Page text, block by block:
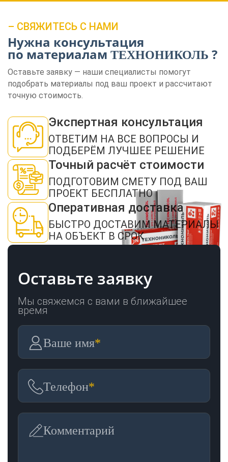
– СВЯЖИТЕСЬ С НАМИ
Нужна консультация
по материалам ТЕХНОНИКОЛЬ ?
Оставьте заявку — наши специалисты помогут
подобрать материалы под ваш проект и рассчитают
точную стоимость.
Экспертная консультация
ОТВЕТИМ НА ВСЕ ВОПРОСЫ И
ПОДБЕРЁМ ЛУЧШЕЕ РЕШЕНИЕ
Точный расчёт стоимости
ПОДГОТОВИМ СМЕТУ ПОД ВАШ
ПРОЕКТ БЕСПЛАТНО
Оперативная доставка
БЫСТРО ДОСТАВИМ МАТЕРИАЛЫ
НА ОБЪЕКТ В СРОК
Оставьте заявку
Мы свяжемся с вами в ближайшее
время
Ваше имя*
Телефон*
Комментарий
ЗАКАЗАТЬ ЗВОНОК
Нажимая кнопку "Отправить", я даю своё согласие на обработку моих
персональных данных в соответствии с ФЗ от 27.07.2006 № 152-ФЗ "О
персональных данных", на условиях и для целей, определенных в
конфиденциальности
ОТПРАВИТЬ